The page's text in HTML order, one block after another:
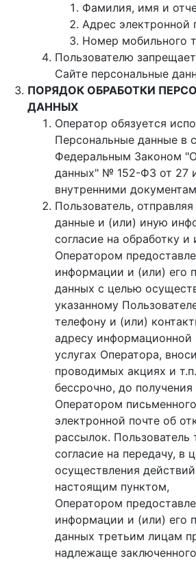
Фамилия, имя и
Адрес электронной
Номер мобильного
Пользователю
Сайте персональные
ПОРЯДОК ОБРАБОТКИ
ДАННЫХ
Оператор обязуется
Персональные данные в
Федеральным Законом
данных" № 152-ФЗ от 27
внутренними
Пользователь,
данные и (или) иную
согласие на обработку и
Оператором
информации и (или) его
данных с целью
указанному
телефону и (или)
адресу информационной
услугах Оператора,
проводимых акциях и
бессрочно, до получения
Оператором
электронной почте об
рассылок. Пользователь
согласие на передачу, в
осуществления
настоящим пунктом,
Оператором
информации и (или) его
данных третьим лицам
надлежаще